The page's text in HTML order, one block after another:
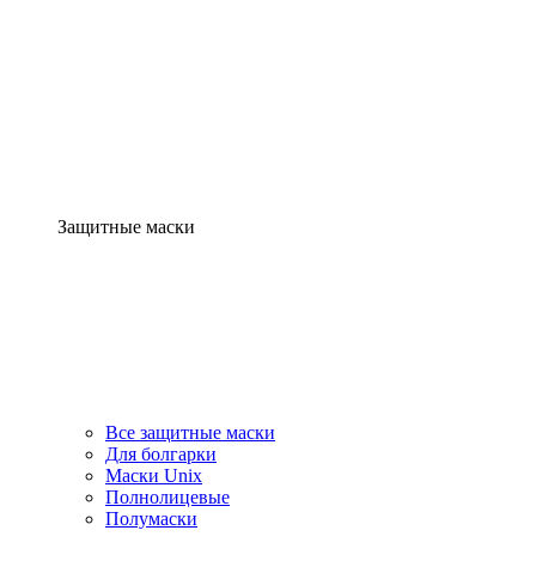
Защитные маски
Все защитные маски
Для болгарки
Маски Unix
Полнолицевые
Полумаски